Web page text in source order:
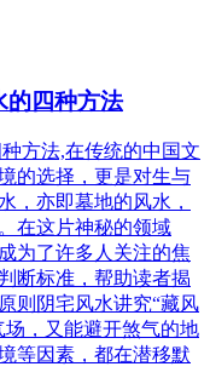
的四种方法
方法,在传统的中国文
的选择，更是对生与
，亦即墓地的风水，
在这片神秘的领域
为了许多人关注的焦
断标准，帮助读者揭
则阴宅风水讲究“藏风
，又能避开煞气的地
等因素，都在潜移默